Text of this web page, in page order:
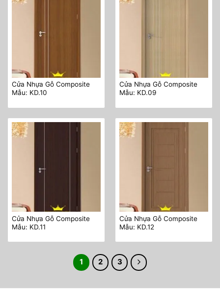
Cửa Nhựa Gỗ Composite
Mẫu: KD.10
Cửa Nhựa Gỗ Composite
Mẫu: KD.09
Cửa Nhựa Gỗ Composite
Mẫu: KD.11
Cửa Nhựa Gỗ Composite
Mẫu: KD.12
1 2 3